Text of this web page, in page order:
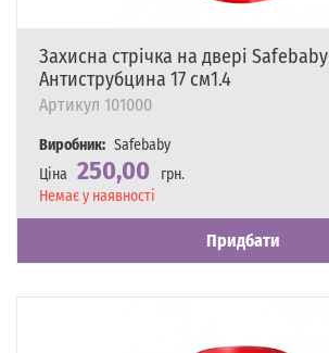
Захисна стрічка на двері Safebaby
Антиструбцина 17 см1.4
Артикул 101000
Виробник: Safebaby
Ціна 250,00
грн.
Наявність
Немає у наявності
Придбати